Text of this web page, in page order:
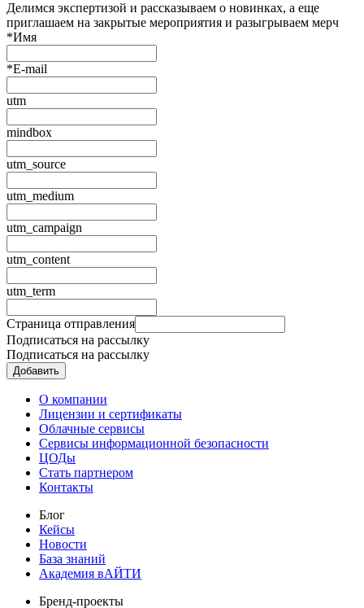
Делимся экспертизой и рассказываем о новинках, а еще
приглашаем на закрытые мероприятия и разыгрываем мерч
*Имя
*E-mail
utm
mindbox
utm_source
utm_medium
utm_campaign
utm_content
utm_term
Страница отправления
Подписаться на рассылку
Подписаться на рассылку
О компании
Лицензии и сертификаты
Облачные сервисы
Сервисы информационной безопасности
ЦОДы
Стать партнером
Контакты
Блог
Кейсы
Новости
База знаний
Академия вАЙТИ
Бренд-проекты